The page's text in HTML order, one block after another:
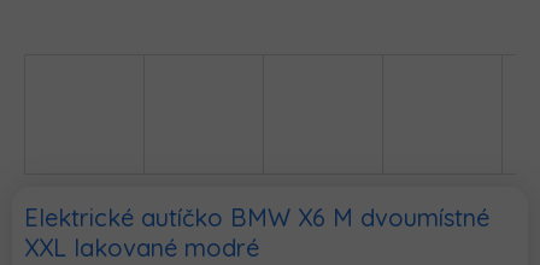
Elektrické autíčko BMW X6 M dvoumístné
XXL lakované modré